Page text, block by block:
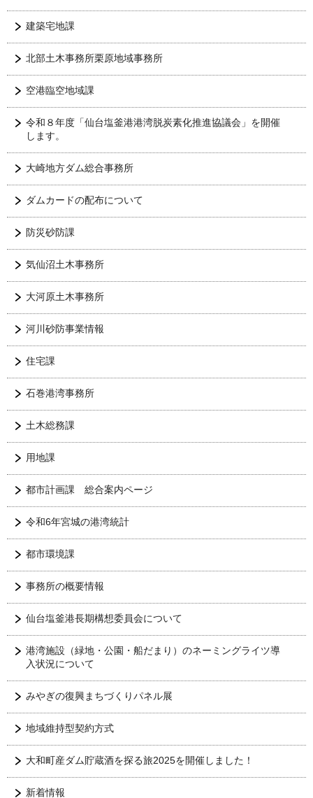
建築宅地課
北部土木事務所栗原地域事務所
空港臨空地域課
令和８年度「仙台塩釜港港湾脱炭素化推進協議会」を開催
します。
大崎地方ダム総合事務所
ダムカードの配布について
防災砂防課
気仙沼土木事務所
大河原土木事務所
河川砂防事業情報
住宅課
石巻港湾事務所
土木総務課
用地課
都市計画課 総合案内ページ
令和6年宮城の港湾統計
都市環境課
事務所の概要情報
仙台塩釜港長期構想委員会について
港湾施設（緑地・公園・船だまり）のネーミングライツ導
入状況について
みやぎの復興まちづくりパネル展
地域維持型契約方式
大和町産ダム貯蔵酒を探る旅2025を開催しました！
新着情報